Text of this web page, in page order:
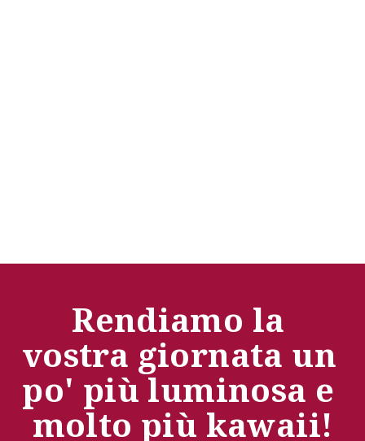
Rendiamo la
vostra giornata un
po' più luminosa e
molto più kawaii!